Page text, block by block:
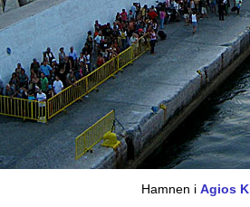
Hamnen i Agios